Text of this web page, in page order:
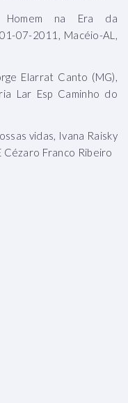
Homem na Era da
07-2011, Macéio-AL,
Elarrat Canto (MG),
Lar Esp Caminho do
vidas, Ivana Raisky
Cézaro Franco Ribeiro